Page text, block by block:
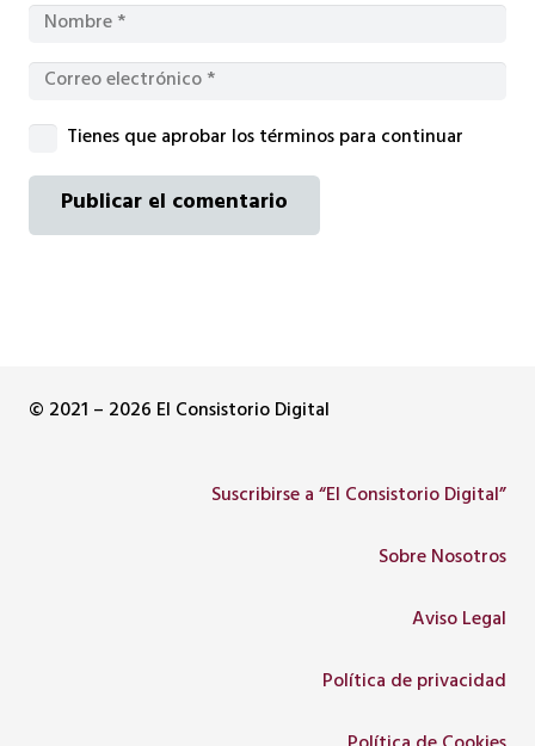
Tienes que aprobar los términos para continuar
Publicar el comentario
© 2021 – 2026 El Consistorio Digital
Suscribirse a “El Consistorio Digital”
Sobre Nosotros
Aviso Legal
Política de privacidad